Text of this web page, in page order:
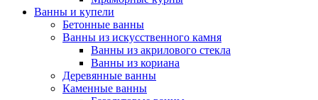
Ванны и купели
Бетонные ванны
Ванны из искусственного камня
Ванны из акрилового стекла
Ванны из кориана
Деревянные ванны
Каменные ванны